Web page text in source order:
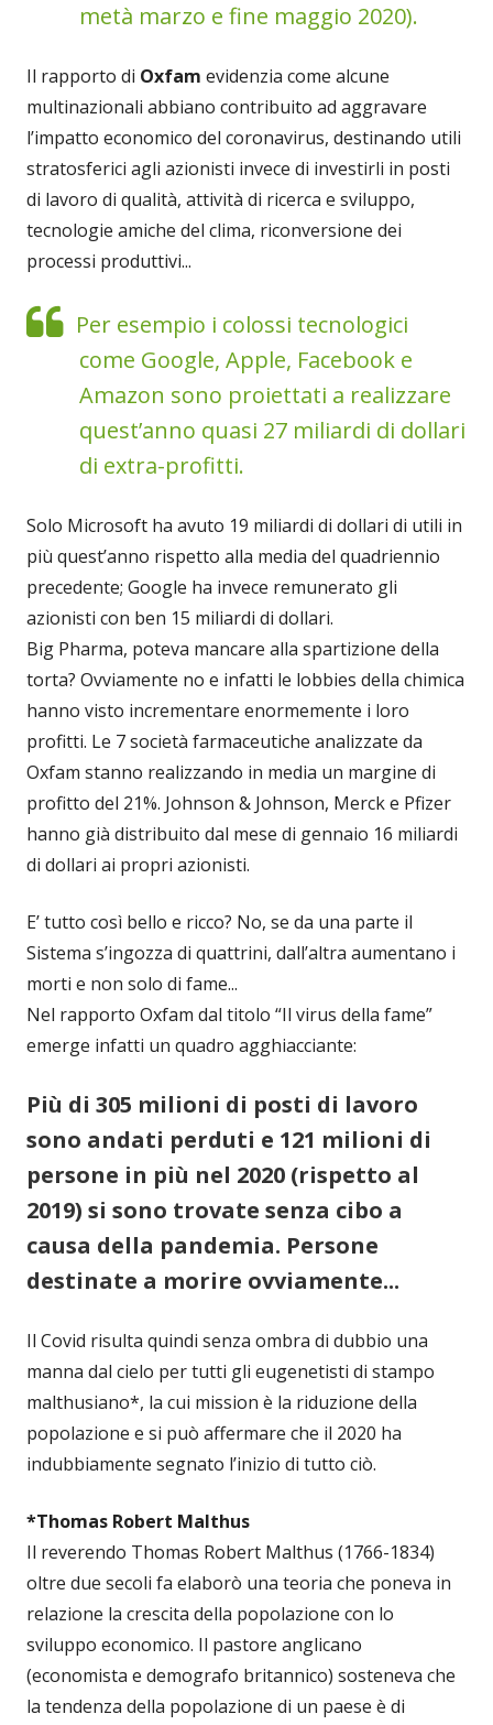
metà marzo e fine maggio 2020).
Il rapporto di Oxfam evidenzia come alcune
multinazionali abbiano contribuito ad aggravare
l’impatto economico del coronavirus, destinando utili
stratosferici agli azionisti invece di investirli in posti
di lavoro di qualità, attività di ricerca e sviluppo,
tecnologie amiche del clima, riconversione dei
processi produttivi...
Per esempio i colossi tecnologici
come Google, Apple, Facebook e
Amazon sono proiettati a realizzare
quest’anno quasi 27 miliardi di dollari
di extra-profitti.
Solo Microsoft ha avuto 19 miliardi di dollari di utili in
più quest’anno rispetto alla media del quadriennio
precedente; Google ha invece remunerato gli
azionisti con ben 15 miliardi di dollari.
Big Pharma, poteva mancare alla spartizione della
torta? Ovviamente no e infatti le lobbies della chimica
hanno visto incrementare enormemente i loro
profitti. Le 7 società farmaceutiche analizzate da
Oxfam stanno realizzando in media un margine di
profitto del 21%. Johnson & Johnson, Merck e Pfizer
hanno già distribuito dal mese di gennaio 16 miliardi
di dollari ai propri azionisti.
E’ tutto così bello e ricco? No, se da una parte il
Sistema s’ingozza di quattrini, dall’altra aumentano i
morti e non solo di fame...
Nel rapporto Oxfam dal titolo “Il virus della fame”
emerge infatti un quadro agghiacciante:
Più di 305 milioni di posti di lavoro
sono andati perduti e 121 milioni di
persone in più nel 2020 (rispetto al
2019) si sono trovate senza cibo a
causa della pandemia. Persone
destinate a morire ovviamente...
Il Covid risulta quindi senza ombra di dubbio una
manna dal cielo per tutti gli eugenetisti di stampo
malthusiano*, la cui mission è la riduzione della
popolazione e si può affermare che il 2020 ha
indubbiamente segnato l’inizio di tutto ciò.
*Thomas Robert Malthus
Il reverendo Thomas Robert Malthus (1766-1834)
oltre due secoli fa elaborò una teoria che poneva in
relazione la crescita della popolazione con lo
sviluppo economico. Il pastore anglicano
(economista e demografo britannico) sosteneva che
la tendenza della popolazione di un paese è di